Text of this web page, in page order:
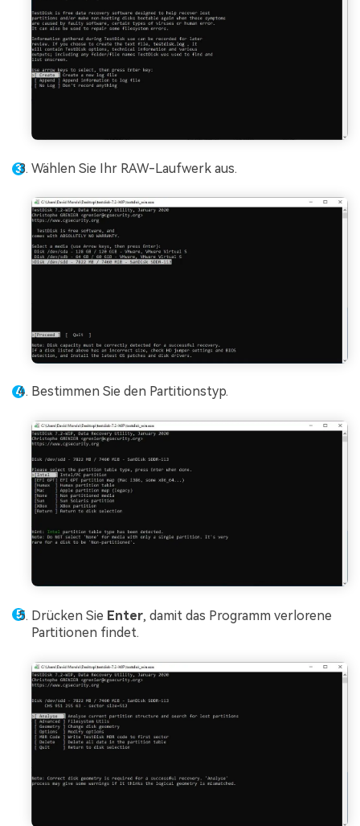
Wählen Sie Ihr RAW-Laufwerk aus.
Bestimmen Sie den Partitionstyp.
Drücken Sie Enter, damit das Programm verlorene
Partitionen findet.